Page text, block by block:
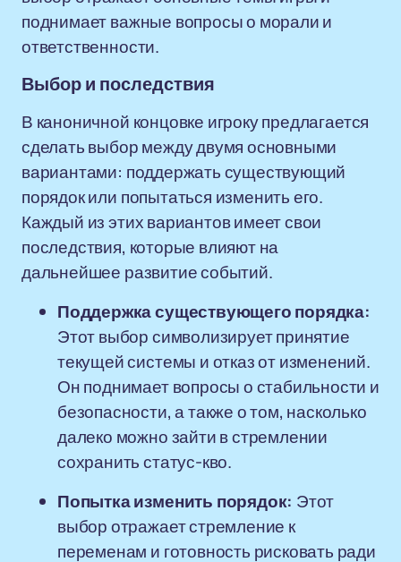
поднимает важные вопросы о морали и
ответственности.
Выбор и последствия
В каноничной концовке игроку предлагается
сделать выбор между двумя основными
вариантами: поддержать существующий
порядок или попытаться изменить его.
Каждый из этих вариантов имеет свои
последствия, которые влияют на
дальнейшее развитие событий.
Поддержка существующего порядка:
Этот выбор символизирует принятие
текущей системы и отказ от изменений.
Он поднимает вопросы о стабильности и
безопасности, а также о том, насколько
далеко можно зайти в стремлении
сохранить статус-кво.
Попытка изменить порядок: Этот
выбор отражает стремление к
переменам и готовность рисковать ради